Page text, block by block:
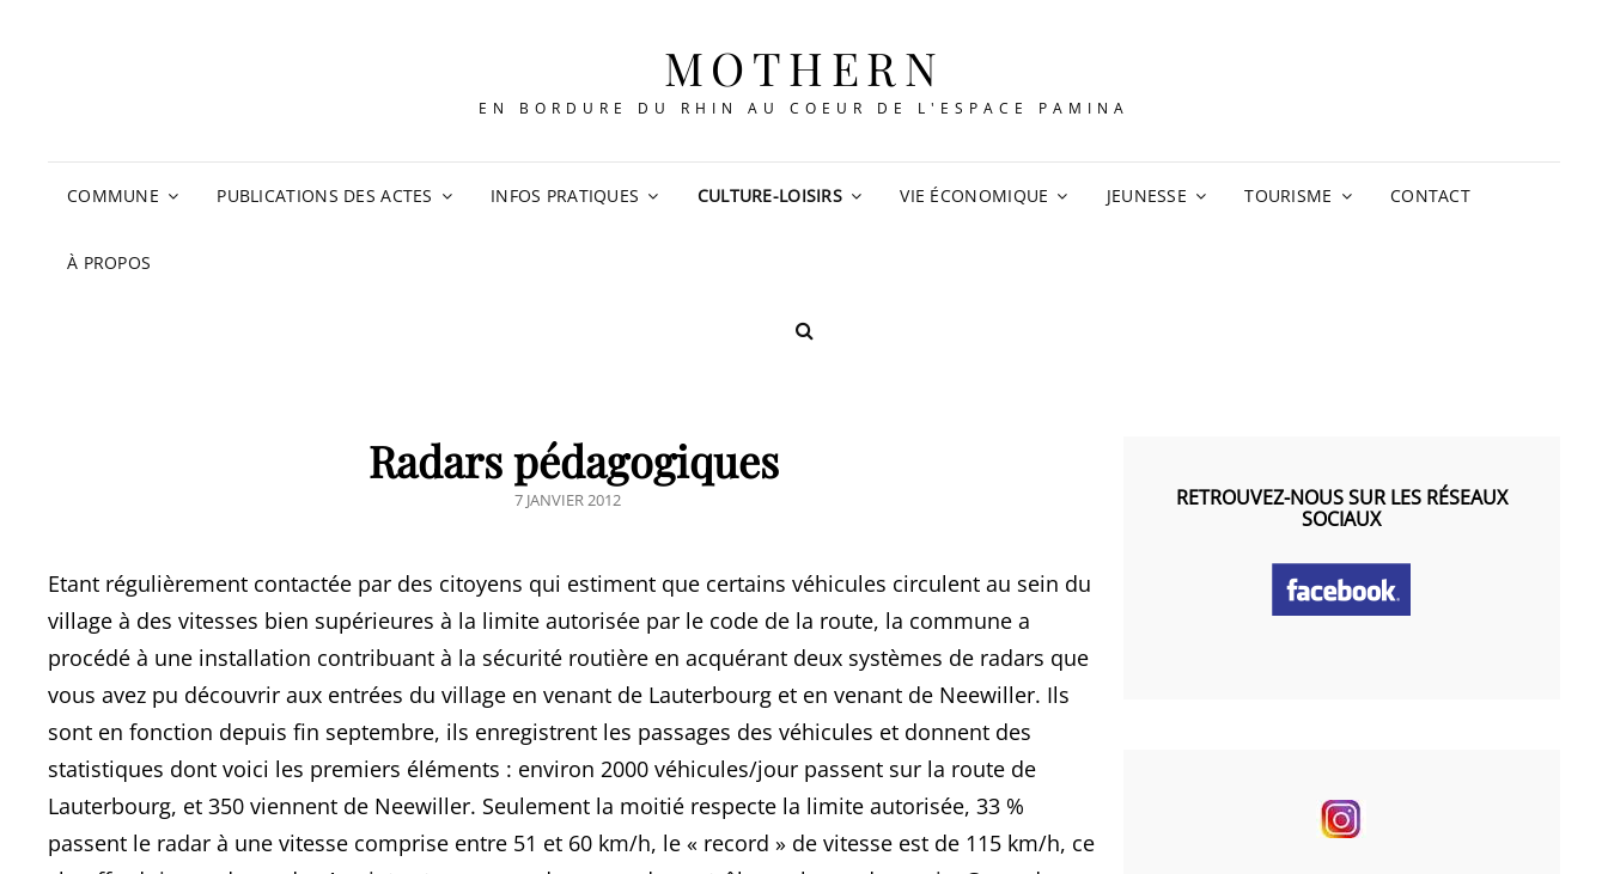
MOTHERN
EN BORDURE DU RHIN AU COEUR DE L'ESPACE PAMINA
COMMUNE PUBLICATIONS DES ACTES INFOS PRATIQUES CULTURE-LOISIRS VIE ÉCONOMIQUE JEUNESSE TOURISME CONTACT
À PROPOS
SEARCH
Radars pédagogiques
POSTED
7 JANVIER 2012
Etant régulièrement contactée par des citoyens qui estiment que certains véhicules circulent au sein du
village à des vitesses bien supérieures à la limite autorisée par le code de la route, la commune a
procédé à une installation contribuant à la sécurité routière en acquérant deux systèmes de radars que
vous avez pu découvrir aux entrées du village en venant de Lauterbourg et en venant de Neewiller. Ils
sont en fonction depuis fin septembre, ils enregistrent les passages des véhicules et donnent des
statistiques dont voici les premiers éléments : environ 2000 véhicules/jour passent sur la route de
Lauterbourg, et 350 viennent de Neewiller. Seulement la moitié respecte la limite autorisée, 33 %
passent le radar à une vitesse comprise entre 51 et 60 km/h, le « record » de vitesse est de 115 km/h, ce
RETROUVEZ-NOUS SUR LES RÉSEAUX
SOCIAUX